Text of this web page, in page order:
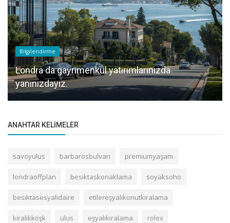
Bilgilendirme
Londra da gayrimenkul yatırımlarınızda
yanınızdayız.
ANAHTAR KELIMELER
savoyulus barbarosbulvarı premiumyaşam
londraoffplan besiktaskonaklama soyaksoho
besiktasesyalidaire etilereşyalıkonutkiralama
kiralıkköşk ulus eşyalıkiralama rolex